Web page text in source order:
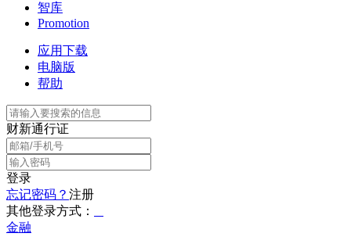
智库
Promotion
应用下载
电脑版
帮助
财新通行证
登录
忘记密码？ 注册
其他登录方式：
金融